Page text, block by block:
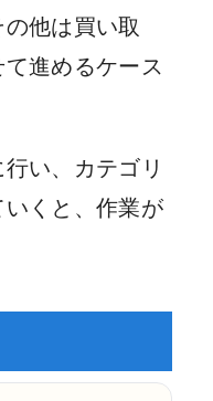
他は買い取
進めるケース
い、カテゴリ
くと、作業が